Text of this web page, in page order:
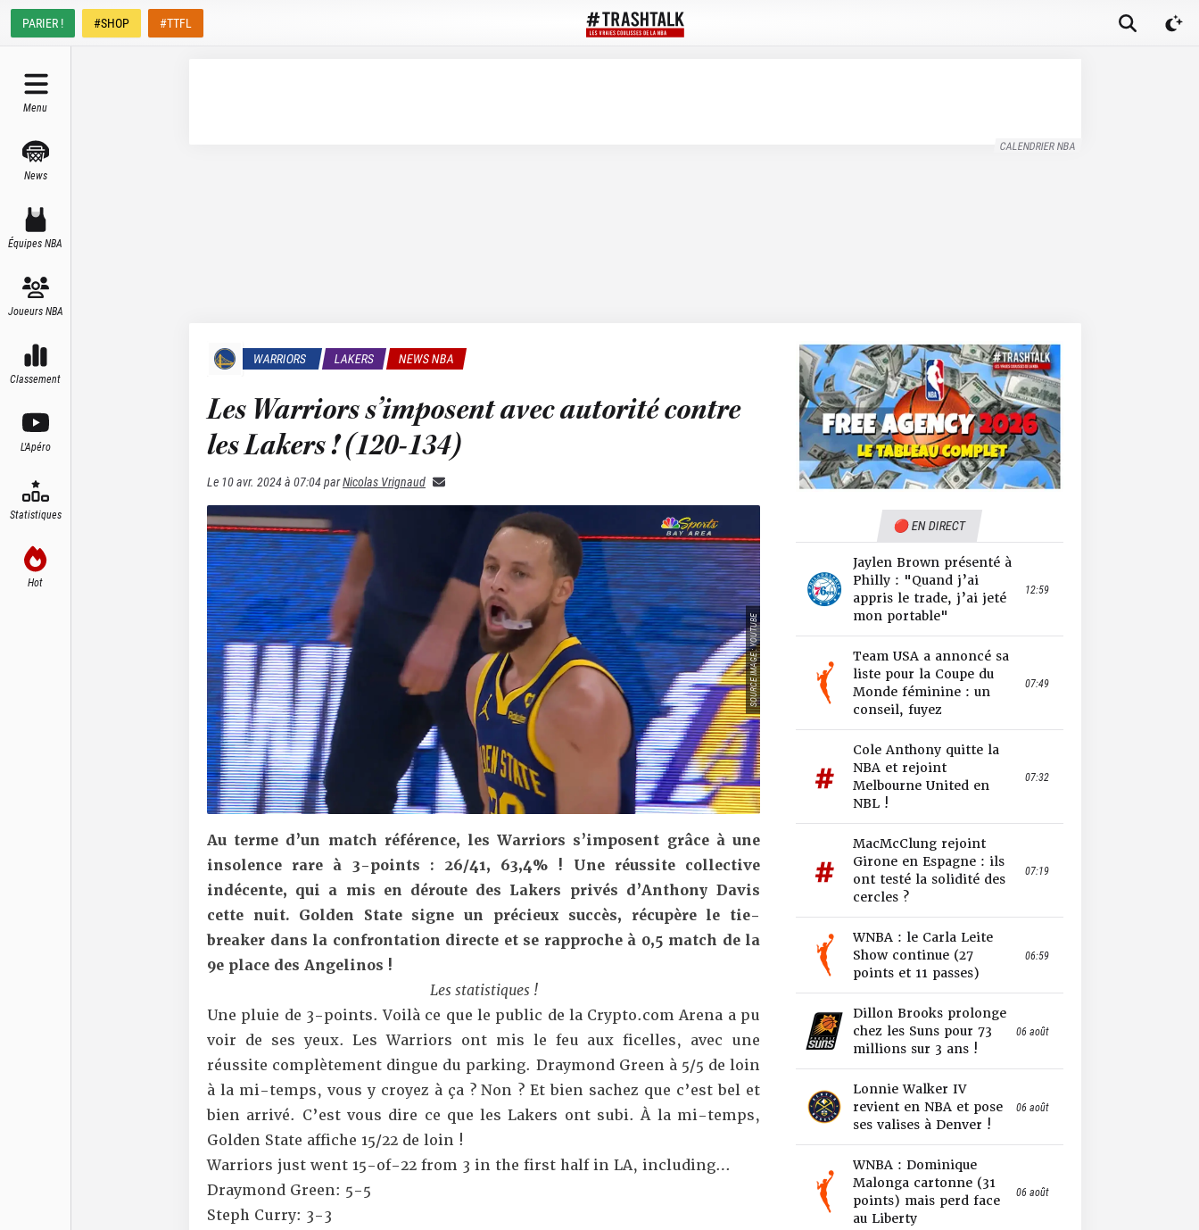
PARIER ! #SHOP #TTFL
Menu
News
Équipes NBA
Joueurs NBA
Classement
L'Apéro
Statistiques
Hot
CALENDRIER NBA
WARRIORS LAKERS NEWS NBA
Les Warriors s’imposent avec autorité contre
les Lakers ! (120-134)
Le 10 avr. 2024 à 07:04parNicolas Vrignaud
SOURCE IMAGE : YOUTUBE
Au terme d’un match référence, les Warriors s’imposent grâce à une
insolence rare à 3-points : 26/41, 63,4% ! Une réussite collective
indécente, qui a mis en déroute des Lakers privés d’Anthony Davis
cette nuit. Golden State signe un précieux succès, récupère le tie-
breaker dans la confrontation directe et se rapproche à 0,5 match de la
9e place des Angelinos !
Lesstatistiques!
Une pluie de 3-points. Voilà ce que le public de la Crypto.com Arena a pu
voir de ses yeux. Les Warriors ont mis le feu aux ficelles, avec une
réussite complètement dingue du parking. Draymond Green à 5/5 de loin
à la mi-temps, vous y croyez à ça ? Non ? Et bien sachez que c’est bel et
bien arrivé. C’est vous dire ce que les Lakers ont subi. À la mi-temps,
Golden State affiche 15/22 de loin !
Warriors just went 15-of-22 from 3 in the first half in LA, including…
Draymond Green: 5-5
Steph Curry: 3-3
🔴 EN DIRECT
Jaylen Brown présenté à
Philly : "Quand j’ai
appris le trade, j’ai jeté
mon portable"
12:59
Team USA a annoncé sa
liste pour la Coupe du
Monde féminine : un
conseil, fuyez
07:49
Cole Anthony quitte la
NBA et rejoint
Melbourne United en
NBL !
07:32
MacMcClung rejoint
Girone en Espagne : ils
ont testé la solidité des
cercles ?
07:19
WNBA : le Carla Leite
Show continue (27
points et 11 passes)
06:59
Dillon Brooks prolonge
chez les Suns pour 73
millions sur 3 ans !
06 août
Lonnie Walker IV
revient en NBA et pose
ses valises à Denver !
06 août
WNBA : Dominique
Malonga cartonne (31
points) mais perd face
au Liberty
06 août